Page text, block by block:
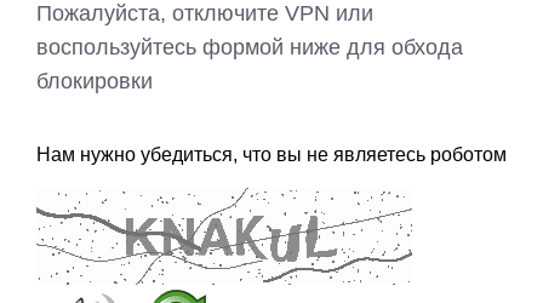
Пожалуйста, отключите VPN или
воспользуйтесь формой ниже для обхода
блокировки
Нам нужно убедиться, что вы не являетесь роботом